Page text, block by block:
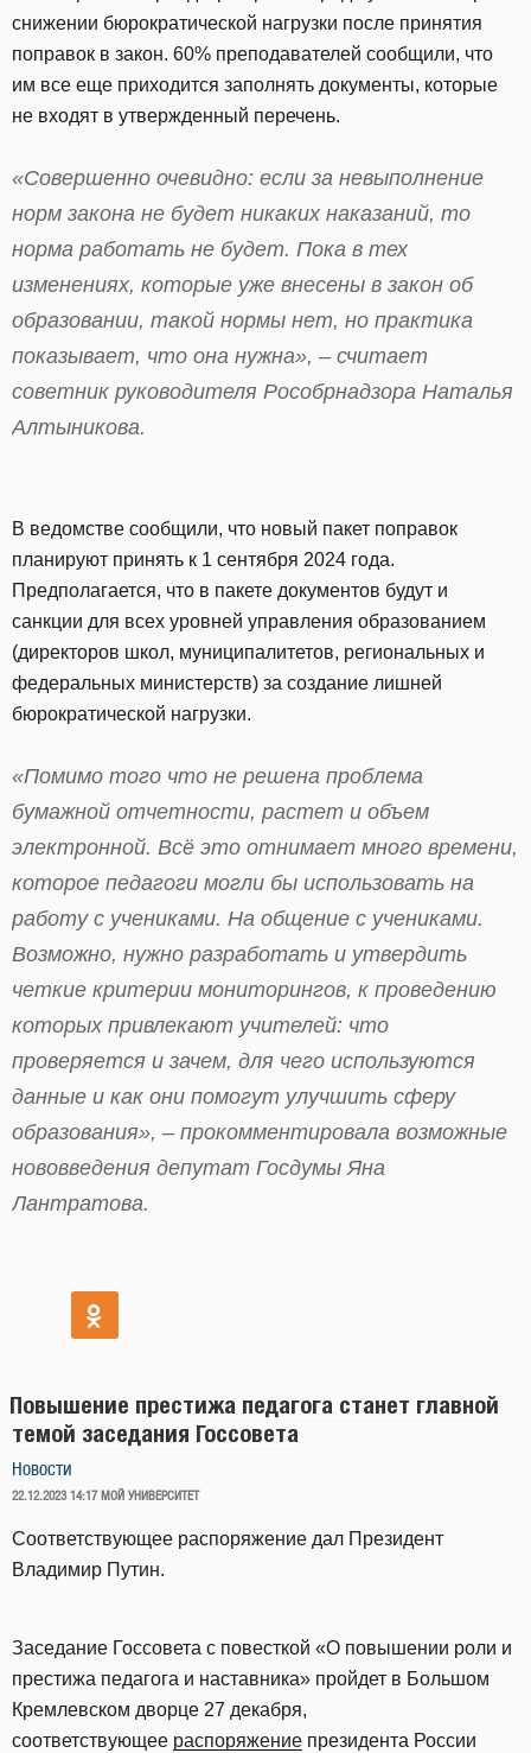
снижении бюрократической нагрузки после принятия
поправок в закон. 60% преподавателей сообщили, что
им все еще приходится заполнять документы, которые
не входят в утвержденный перечень.
«Совершенно очевидно: если за невыполнение
норм закона не будет никаких наказаний, то
норма работать не будет. Пока в тех
изменениях, которые уже внесены в закон об
образовании, такой нормы нет, но практика
показывает, что она нужна», – считает
советник руководителя Рособрнадзора Наталья
Алтыникова.
В ведомстве сообщили, что новый пакет поправок
планируют принять к 1 сентября 2024 года.
Предполагается, что в пакете документов будут и
санкции для всех уровней управления образованием
(директоров школ, муниципалитетов, региональных и
федеральных министерств) за создание лишней
бюрократической нагрузки.
«Помимо того что не решена проблема
бумажной отчетности, растет и объем
электронной. Всё это отнимает много времени,
которое педагоги могли бы использовать на
работу с учениками. На общение с учениками.
Возможно, нужно разработать и утвердить
четкие критерии мониторингов, к проведению
которых привлекают учителей: что
проверяется и зачем, для чего используются
данные и как они помогут улучшить сферу
образования», – прокомментировала возможные
нововведения депутат Госдумы Яна
Лантратова.
Повышение престижа педагога станет главной
темой заседания Госсовета
Новости
ОПУБЛИКОВАНО
22.12.2023 14:17 МОЙ УНИВЕРСИТЕТ
Соответствующее распоряжение дал Президент
Владимир Путин.
Заседание Госсовета с повесткой «О повышении роли и
престижа педагога и наставника» пройдет в Большом
Кремлевском дворце 27 декабря,
соответствующее распоряжение президента России